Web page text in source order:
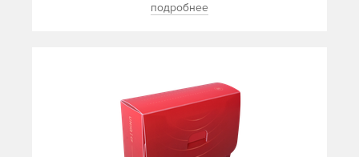
подробнее